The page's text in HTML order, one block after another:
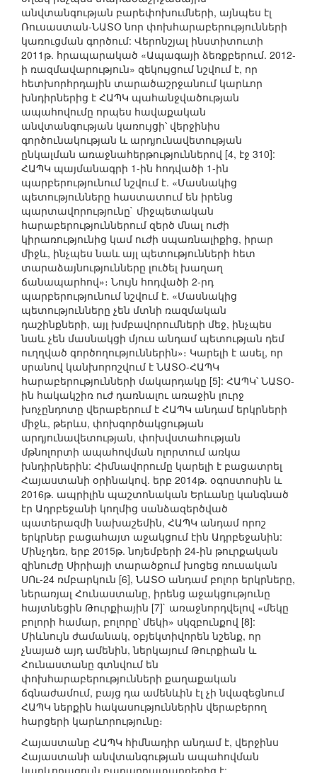
անվտանգության բարեփոխումների, այնպես էլ
Ռուսաստան-ՆԱՏՕ նոր փոխհարաբերությունների
կառուցման գործում: Վերոնշյալ ինստիտուտի
2011թ. հրապարակած «Ապագայի ձեռքբերում. 2012-
ի ռազմավարություն» զեկույցում նշվում է, որ
հետխորհրդային տարածաշրջանում կարևոր
խնդիրներից է ՀԱՊԿ պահանջվածության
ապահովումը որպես հավաքական
անվտանգության կառույցի՝ վերջինիս
գործունակության և արդյունավետության
ընկալման առաջնահերթություններով [4, էջ 310]:
ՀԱՊԿ պայմանագրի 1-ին հոդվածի 1-ին
պարբերությունում նշվում է. «Մասնակից
պետությունները հաստատում են իրենց
պարտավորությունը` միջպետական
հարաբերություններում զերծ մնալ ուժի
կիրառությունից կամ ուժի սպառնալիքից, իրար
միջև, ինչպես նաև այլ պետությունների հետ
տարաձայնությունները լուծել խաղաղ
ճանապարհով»։ Նույն հոդվածի 2-րդ
պարբերությունում նշվում է. «Մասնակից
պետությունները չեն մտնի ռազմական
դաշինքների, այլ խմբավորումների մեջ, ինչպես
նաև չեն մասնակցի մյուս անդամ պետության դեմ
ուղղված գործողություններին»։ Կարելի է ասել, որ
սրանով կանխորոշվում է ՆԱՏՕ-ՀԱՊԿ
հարաբերությունների մակարդակը [5]: ՀԱՊԿ՝ ՆԱՏՕ-
ին հակակշիռ ուժ դառնալու առաջին լուրջ
խոչընդոտը վերաբերում է ՀԱՊԿ անդամ երկրների
միջև, թերևս, փոխգործակցության
արդյունավետության, փոխվստահության
մթնոլորտի ապահովման ոլորտում առկա
խնդիրներին: Հիմնավորումը կարելի է բացատրել
Հայաստանի օրինակով. երբ 2014թ. օգոստոսին և
2016թ. ապրիլին պաշտոնական Երևանը կանգնած
էր Ադրբեջանի կողմից սանձազերծված
պատերազմի նախաշեմին, ՀԱՊԿ անդամ որոշ
երկրներ բացահայտ աջակցում էին Ադրբեջանին:
Մինչդեռ, երբ 2015թ. նոյեմբերի 24-ին թուրքական
զինուժը Սիրիայի տարածքում խոցեց ռուսական
ՍՈւ-24 ռմբարկուն [6], ՆԱՏՕ անդամ բոլոր երկրները,
ներառյալ Հունաստանը, իրենց աջակցությունը
հայտնեցին Թուրքիային [7]` առաջնորդվելով «մեկը
բոլորի համար, բոլորը՝ մեկի» սկզբունքով [8]:
Միևնույն ժամանակ, օբյեկտիվորեն նշենք, որ
չնայած այդ ամենին, ներկայում Թուրքիան և
Հունաստանը գտնվում են
փոխհարաբերությունների քաղաքական
ճգնաժամում, բայց դա ամենևին էլ չի նվազեցնում
ՀԱՊԿ ներքին հակասություններին վերաբերող
հարցերի կարևորությունը։
Հայաստանը ՀԱՊԿ հիմնադիր անդամ է, վերջինս
Հայաստանի անվտանգության ապահովման